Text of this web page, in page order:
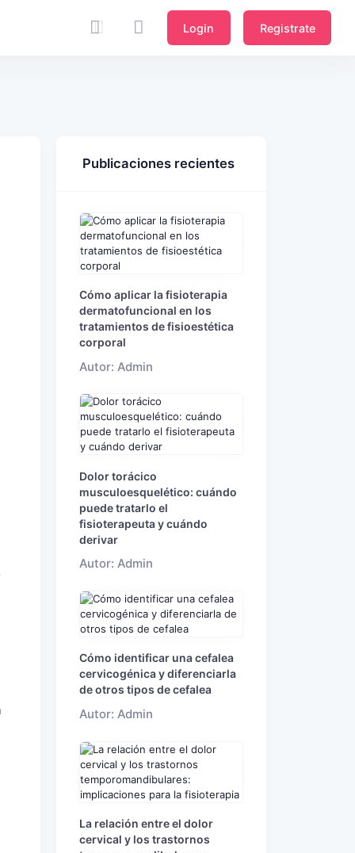
Login Registrate
Publicaciones recientes
Cómo aplicar la fisioterapia
dermatofuncional en los
tratamientos de fisioestética
corporal
Autor: Admin
Dolor torácico
musculoesquelético: cuándo
puede tratarlo el
fisioterapeuta y cuándo
derivar
Autor: Admin
Cómo identificar una cefalea
cervicogénica y diferenciarla
de otros tipos de cefalea
Autor: Admin
La relación entre el dolor
cervical y los trastornos